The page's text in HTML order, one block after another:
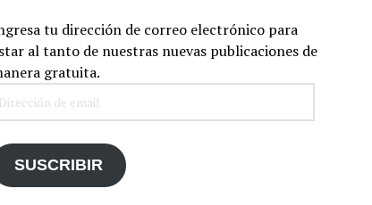
tu dirección de correo electrónico para
al tanto de nuestras nuevas publicaciones de
gratuita.
SUSCRIBIR